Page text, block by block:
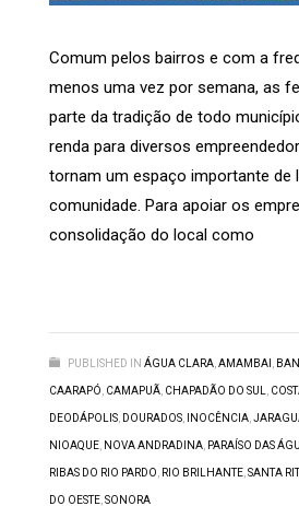
Comum pelos bairros e com a
menos uma vez por semana, as
parte da tradição de todo
renda para diversos
tornam um espaço importante de
comunidade. Para apoiar os
consolidação do local como
PUBLISHED IN ÁGUA CLARA AMAMBAI
CAARAPÓ CAMAPUÃ CHAPADÃO DO SUL
DEODÁPOLIS DOURADOS INOCÊNCIA
NIOAQUE NOVA ANDRADINA PARAÍSO DAS
RIBAS DO RIO PARDO RIO BRILHANTE SANTA
DO OESTE SONORA